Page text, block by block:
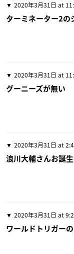
2020年3月31日 at
ターミネーター2の
2020年3月31日 at
グーニーズが無い
2020年3月31日 at
浪川大輔さんお誕
2020年3月31日 at
ワールドトリガー